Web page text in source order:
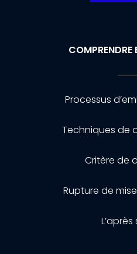
COMPRENDRE
Processus
Techniques de
Critère de
Rupture de